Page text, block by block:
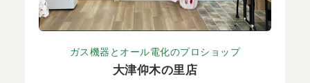
ガス機器とオール電化のプロショップ
大津仰木の里店